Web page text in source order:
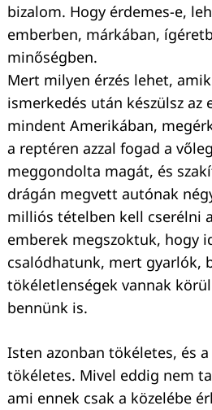
bizalom. Hogy érdemes-e,
emberben, márkában,
minőségben.
Mert milyen érzés lehet,
ismerkedés után készülsz az
mindent Amerikában,
a reptéren azzal fogad a
meggondolta magát, és
drágán megvett autónak
milliós tételben kell cserélni
emberek megszoktuk, hogy
csalódhatunk, mert gyarlók,
tökéletlenségek vannak
bennünk is.
Isten azonban tökéletes, és
tökéletes. Mivel eddig nem
ami ennek csak a közelébe